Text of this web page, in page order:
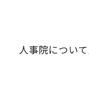
人事院について